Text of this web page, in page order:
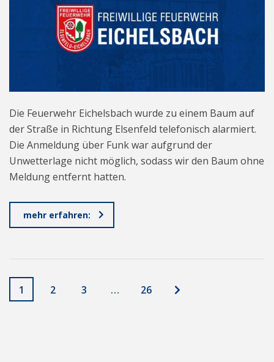
Die Feuerwehr Eichelsbach wurde zu einem Baum auf
der Straße in Richtung Elsenfeld telefonisch alarmiert.
Die Anmeldung über Funk war aufgrund der
Unwetterlage nicht möglich, sodass wir den Baum ohne
Meldung entfernt hatten.
mehr erfahren:
1 2 3 … 26